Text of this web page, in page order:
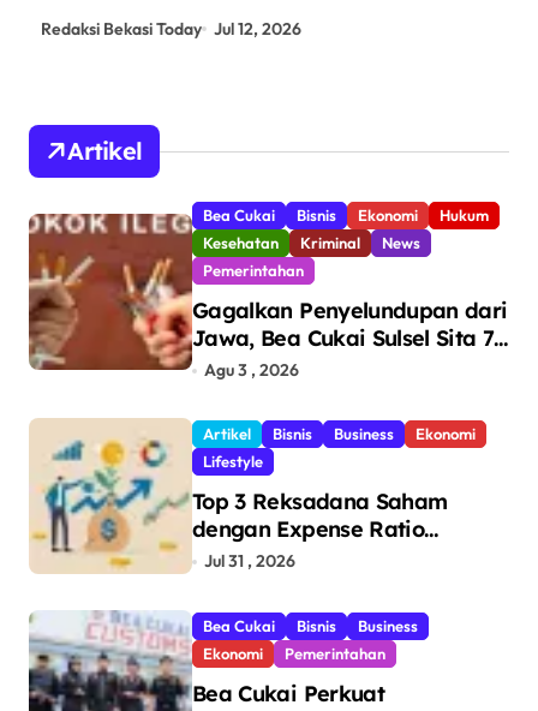
Redaksi Bekasi Today Jul 12, 2026
Artikel
Bea Cukai Bisnis Ekonomi
Hukum
Kesehatan
Kriminal
News
Pemerintahan
Gagalkan Penyelundupan dari
Jawa, Bea Cukai Sulsel Sita 7,8
Juta Batang Rokok Ilegal
Makassar
Agu 3 , 2026
Artikel Bisnis Business
Ekonomi
Lifestyle
Top 3 Reksadana Saham
dengan Expense Ratio
Terendah
Jul 31 , 2026
Bea Cukai Bisnis
Business
Ekonomi
Pemerintahan
Bea Cukai Perkuat